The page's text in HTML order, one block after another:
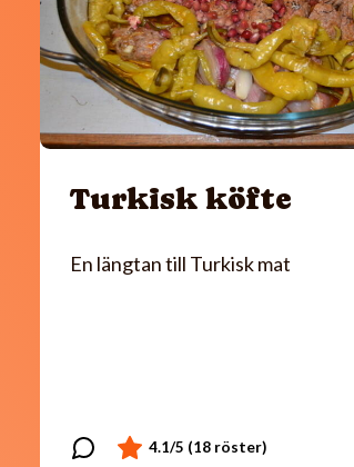
Turkisk köfte
En längtan till Turkisk mat